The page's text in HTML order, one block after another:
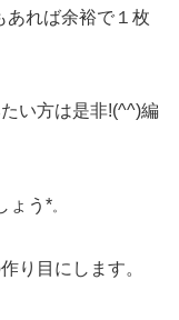
れば余裕で１枚
い方は是非!(^^)編
ょう*。
り目にします。